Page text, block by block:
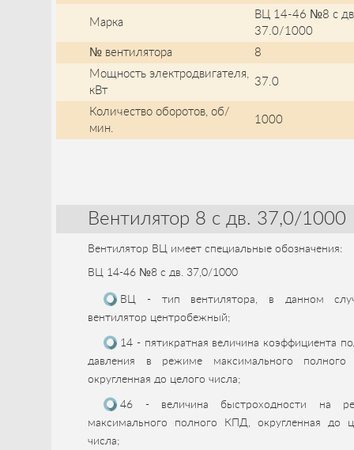
Марка
ВЦ 14-46 №8 с
37.0/1000
№ вентилятора
8
Мощность электродвигателя,
кВт
37.0
Количество оборотов, об/
мин.
1000
Вентилятор 8 с дв. 37,0/1000
Вентилятор ВЦ имеет специальные обозначения:
ВЦ 14-46 №8 с дв. 37,0/1000
ВЦ - тип вентилятора, в данном
вентилятор центробежный;
14 - пятикратная величина коэффициента
давления в режиме максимального
округленная до целого числа;
46 - величина быстроходности на
максимального полного КПД, округленная до
числа;